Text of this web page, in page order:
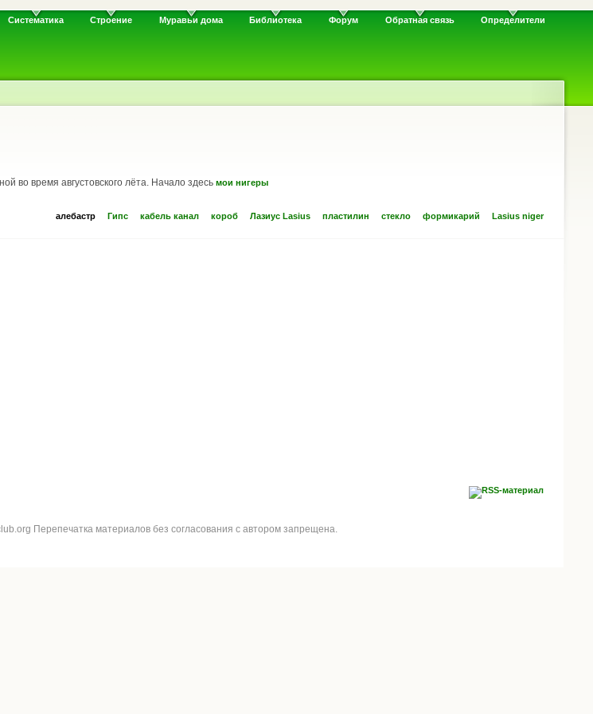
Систематика Строение Муравьи дома Библиотека Форум Обратная связь Определители
во время августовского лёта. Начало здесь мои нигеры
алебастр Гипс кабель канал короб Лазиус Lasius пластилин стекло формикарий Lasius niger
Перепечатка материалов без согласования с автором запрещена.